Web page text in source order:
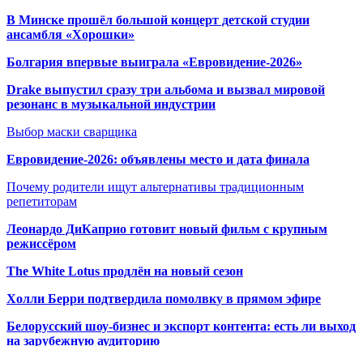
В Минске прошёл большой концерт детской студии
ансамбля «Хорошки»
Болгария впервые выиграла «Евровидение-2026»
Drake выпустил сразу три альбома и вызвал мировой
резонанс в музыкальной индустрии
Выбор маски сварщика
Евровидение-2026: объявлены место и дата финала
Почему родители ищут альтернативы традиционным
репетиторам
Леонардо ДиКаприо готовит новый фильм с крупным
режиссёром
The White Lotus продлён на новый сезон
Холли Берри подтвердила помолвку в прямом эфире
Белорусский шоу-бизнес и экспорт контента: есть ли выход
на зарубежную аудиторию